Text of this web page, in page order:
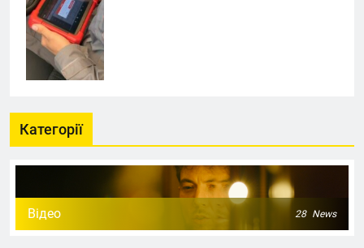
Категорії
Відео 28 News